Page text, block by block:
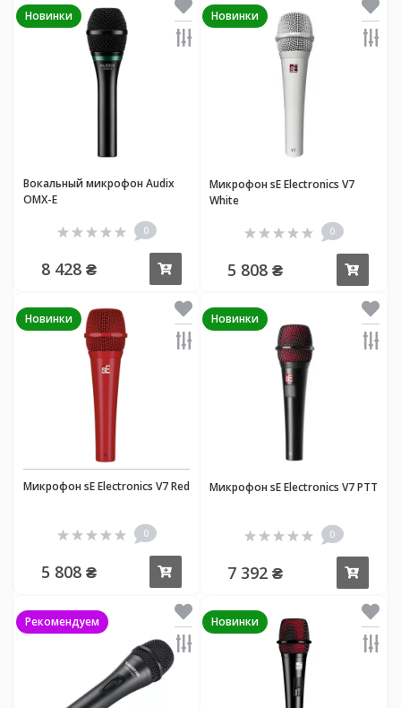
Новинки
Вокальный микрофон Audix
OMX-E
0
8 428 ₴
Новинки
Микрофон sE Electronics V7
White
0
5 808 ₴
Новинки
Микрофон sE Electronics V7 Red
0
5 808 ₴
Новинки
Микрофон sE Electronics V7 PTT
0
7 392 ₴
Рекомендуем Новинки